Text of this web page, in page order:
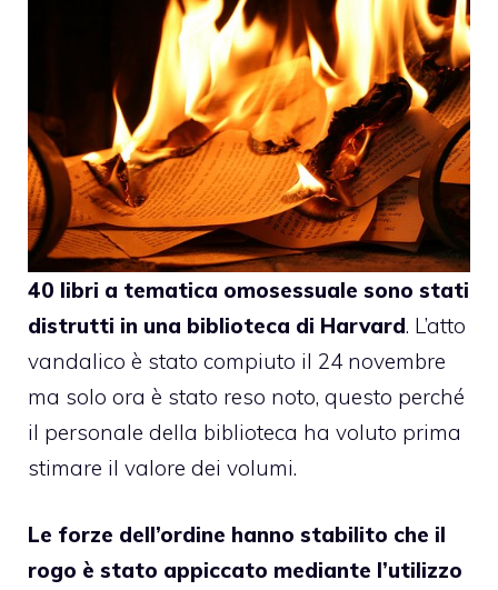
40 libri a tematica omosessuale sono stati
distrutti in una biblioteca di Harvard. L’atto
vandalico è stato compiuto il 24 novembre
ma solo ora è stato reso noto, questo perché
il personale della biblioteca ha voluto prima
stimare il valore dei volumi.
Le forze dell’ordine hanno stabilito che il
rogo è stato appiccato mediante l’utilizzo